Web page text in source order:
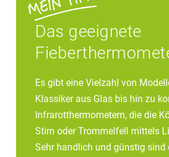
Das geeignete
Es gibt eine Vielzahl von
Klassiker aus Glas bis hin zu
Infrarotthermometern, die die
Stirn oder Trommelfell mittels
Sehr handlich und günstig sind